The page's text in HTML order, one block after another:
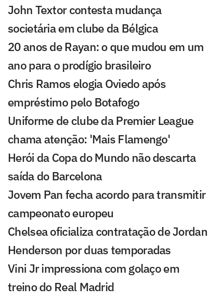
John Textor contesta mudança
societária em clube da Bélgica
20 anos de Rayan: o que mudou em um
ano para o prodígio brasileiro
Chris Ramos elogia Oviedo após
empréstimo pelo Botafogo
Uniforme de clube da Premier League
chama atenção: 'Mais Flamengo'
Herói da Copa do Mundo não descarta
saída do Barcelona
Jovem Pan fecha acordo para transmitir
campeonato europeu
Chelsea oficializa contratação de Jordan
Henderson por duas temporadas
Vini Jr impressiona com golaço em
treino do Real Madrid